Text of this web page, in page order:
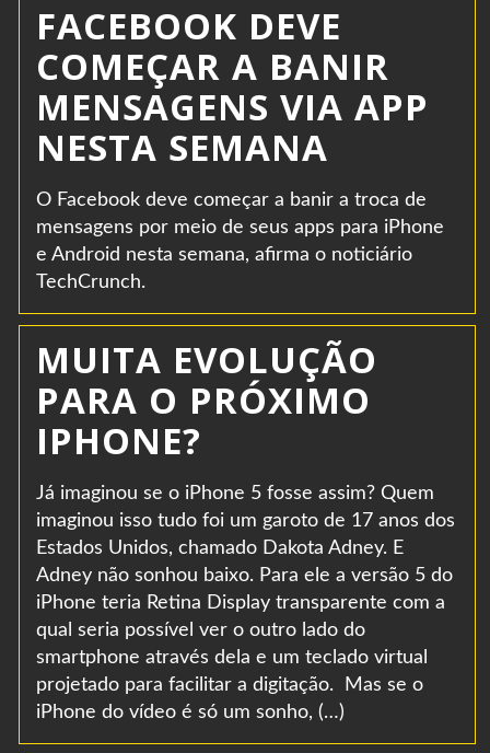
FACEBOOK DEVE
COMEÇAR A BANIR
MENSAGENS VIA APP
NESTA SEMANA
O Facebook deve começar a banir a troca de
mensagens por meio de seus apps para iPhone
e Android nesta semana, afirma o noticiário
TechCrunch.
MUITA EVOLUÇÃO
PARA O PRÓXIMO
IPHONE?
Já imaginou se o iPhone 5 fosse assim? Quem
imaginou isso tudo foi um garoto de 17 anos dos
Estados Unidos, chamado Dakota Adney. E
Adney não sonhou baixo. Para ele a versão 5 do
iPhone teria Retina Display transparente com a
qual seria possível ver o outro lado do
smartphone através dela e um teclado virtual
projetado para facilitar a digitação. Mas se o
iPhone do vídeo é só um sonho, (…)